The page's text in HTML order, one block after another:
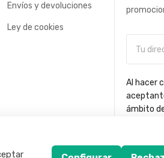
Envíos y devoluciones
Ley de cookies
Al hacer
ámbito